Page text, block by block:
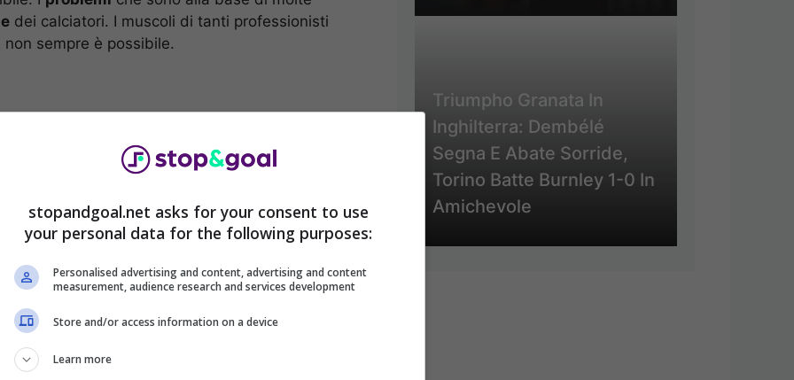
dei calciatori. I muscoli di tanti professionisti
sempre è possibile.
giocano anche le coppe europee e perdono
Nazionali e non riescono né a riposare né a
Triumpho Granata In
Inghilterra: Dembélé
Segna E Abate Sorride,
Torino Batte Burnley 1-0 In
Amichevole
stopandgoal.net asks for your consent to use
your personal data for the following purposes:
Personalised advertising and content, advertising and content
measurement, audience research and services development
Store and/or access information on a device
Learn more